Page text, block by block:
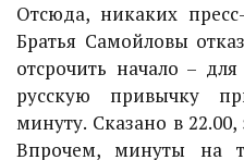
Отсюда, никаких
Братья Самойловы
отсрочить начало –
русскую привычку
минуту. Сказано в
Впрочем, минуты на